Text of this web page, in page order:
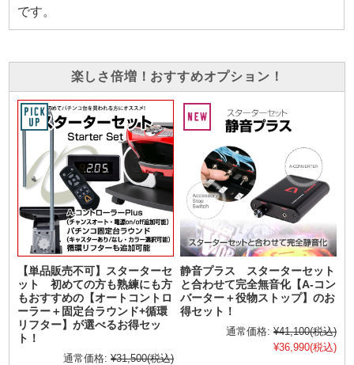
です。
楽しさ倍増！おすすめオプション！
【単品販売不可】スターターセ
ット 初めての方も熟練にも方
もおすすめの【オートコントロ
ーラー＋固定台ラウンド+循環
リフター】が選べるお得セッ
ト！
通常価格: ¥31,500(税込)
静音プラス スターターセット
と合わせて完全無音化【A-コン
バーター＋役物ストップ】のお
得セット！
通常価格: ¥41,100(税込)
¥36,990(税込)